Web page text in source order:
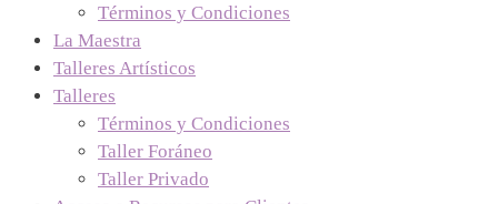
Términos y Condiciones
La Maestra
Talleres Artísticos
Talleres
Términos y Condiciones
Taller Foráneo
Taller Privado